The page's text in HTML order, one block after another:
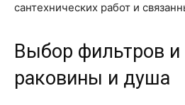
сантехнических работ и
Выбор фильтров и
раковины и душа